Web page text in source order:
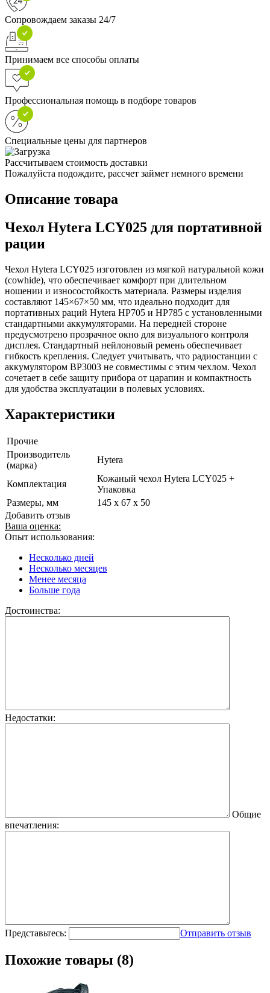
Сопровождаем заказы 24/7
Принимаем все способы оплаты
Профессиональная помощь в подборе товаров
Специальные цены для партнеров
Рассчитываем стоимость доставки
Пожалуйста подождите, рассчет займет немного времени
Описание товара
Чехол Hytera LCY025 для портативной
рации
Чехол Hytera LCY025 изготовлен из мягкой натуральной кожи
(cowhide), что обеспечивает комфорт при длительном
ношении и износостойкость материала. Размеры изделия
составляют 145×67×50 мм, что идеально подходит для
портативных раций Hytera HP705 и HP785 с установленными
стандартными аккумуляторами. На передней стороне
предусмотрено прозрачное окно для визуального контроля
дисплея. Стандартный нейлоновый ремень обеспечивает
гибкость крепления. Следует учитывать, что радиостанции с
аккумулятором BP3003 не совместимы с этим чехлом. Чехол
сочетает в себе защиту прибора от царапин и компактность
для удобства эксплуатации в полевых условиях.
Характеристики
Прочие
Производитель
(марка)
Hytera
Комплектация
Кожаный чехол Hytera LCY025 +
Упаковка
Размеры, мм
145 x 67 x 50
Добавить отзыв
Ваша оценка:
Опыт использования:
Несколько дней
Несколько месяцев
Менее месяца
Больше года
Достоинства:
Недостатки:
Общие
впечатления:
Представьтесь: Отправить отзыв
Похожие товары (8)